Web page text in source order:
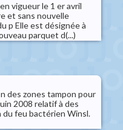
vigueur le 1 er avril
et sans nouvelle
p Elle est désignée à
parquet d(...)
des zones tampon pour
2008 relatif à des
feu bactérien Winsl.